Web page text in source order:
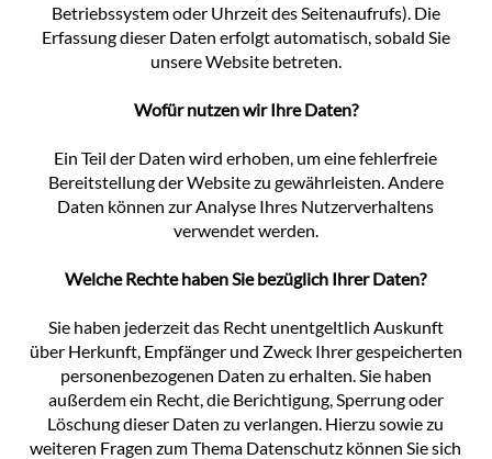
Betriebssystem oder Uhrzeit des Seitenaufrufs). Die
Erfassung dieser Daten erfolgt automatisch, sobald Sie
unsere Website betreten.
Wofür nutzen wir Ihre Daten?
Ein Teil der Daten wird erhoben, um eine fehlerfreie
Bereitstellung der Website zu gewährleisten. Andere
Daten können zur Analyse Ihres Nutzerverhaltens
verwendet werden.
Welche Rechte haben Sie bezüglich Ihrer Daten?
Sie haben jederzeit das Recht unentgeltlich Auskunft
über Herkunft, Empfänger und Zweck Ihrer gespeicherten
personenbezogenen Daten zu erhalten. Sie haben
außerdem ein Recht, die Berichtigung, Sperrung oder
Löschung dieser Daten zu verlangen. Hierzu sowie zu
weiteren Fragen zum Thema Datenschutz können Sie sich